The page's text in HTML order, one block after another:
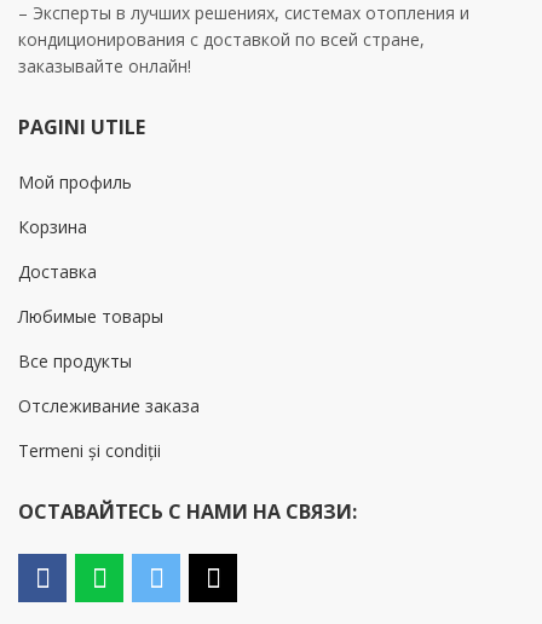
– Эксперты в лучших решениях, системах отопления и
кондиционирования с доставкой по всей стране,
заказывайте онлайн!
PAGINI UTILE
Мой профиль
Корзина
Доставка
Любимые товары
Все продукты
Отслеживание заказа
Termeni și condiții
ОСТАВАЙТЕСЬ С НАМИ НА СВЯЗИ: